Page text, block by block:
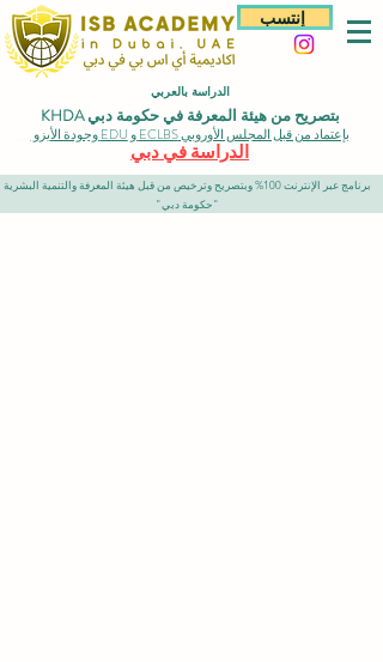
إنتسب
الدراسة بالعربي
بتصريح من هيئة المعرفة في حكومة دبي KHDA
بإعتماد من قبل المجلس الأوروبي ECLBS و EDU وجودة الأيزو
الدراسة في دبي
برنامج عبر الإنترنت 100% وبتصريح وترخيص من قبل هيئة المعرفة والتنمية البشرية
"حكومة دبي"